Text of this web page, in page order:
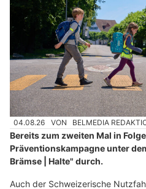
04.08.26 VON BELMEDIA
Bereits zum zweiten Mal in
Präventionskampagne unter
Brämse | Halte" durch.
Auch der Schweizerische